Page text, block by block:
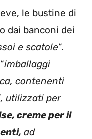
le bustine di
dai banconi dei
e scatole“.
imballaggi
contenenti
utilizzati per
creme per il
ad